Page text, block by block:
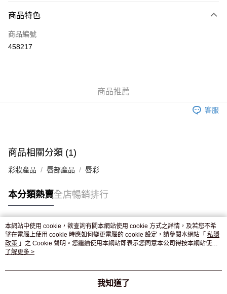
信用卡
Apple Pay
商品特色
商品編號
458217
商品推薦
客服
商品相關分類 (1)
彩妝產品 唇部產品 唇彩
本分類熱賣全店暢銷排行
熱門標籤
熱銷排行
本網站中使用 cookie，欲查詢有關本網站使用 cookie 方式之詳情，及若您不希
望在電腦上使用 cookie 時應如何變更電腦的 cookie 設定，請參閱本網站「 私隱
政策 」之 Cookie 聲明。您繼續使用本網站即表示您同意本公司得按本網站使用
條款之 Cookie 聲明使用 cookie。
了解更多 >
我知道了